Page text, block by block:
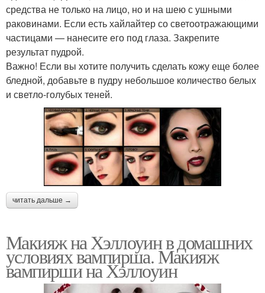
средства не только на лицо, но и на шею с ушными
раковинами. Если есть хайлайтер со светоотражающими
частицами — нанесите его под глаза. Закрепите
результат пудрой.
Важно! Если вы хотите получить сделать кожу еще более
бледной, добавьте в пудру небольшое количество белых
и светло-голубых теней.
читать дальше →
Макияж на Хэллоуин в домашних
условиях вампирша. Макияж
вампирши на Хэллоуин